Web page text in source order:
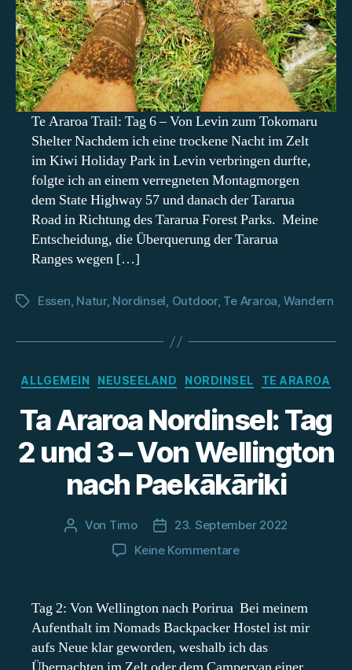
Palmerston
North
Te Araroa Trail: Tag 6 – Von Levin zum Tokomaru
Shelter Nachdem ich eine trockene Nacht im Zelt
im Kiwi Holiday Park in Levin verbringen durfte,
folgte ich an einem verregneten Montagmorgen
dem State Highway 57 und danach der Tararua
Road in Richtung des Tararua Forest Parks. Meine
Entscheidung, die Überquerung der Tararua
Ranges wegen […]
Schlagwörter
Essen, Natur, Nordinsel, Outdoor, Te Araroa, Wandern
Kategorien
ALLGEMEIN NEUSEELAND NORDINSEL TE ARAROA
Ta Araroa Nordinsel: Tag
2 und 3 – Von Wellington
nach Paekākāriki
Beitragsautor
Von Timo Beitragsdatum
23. September 2022
Keine Kommentarezu
Nordinsel:
2
und
Tag 2: Von Wellington nach Porirua Bei meinem
Aufenthalt im Nomads Backpacker Hostel ist mir
aufs Neue klar geworden, weshalb ich das